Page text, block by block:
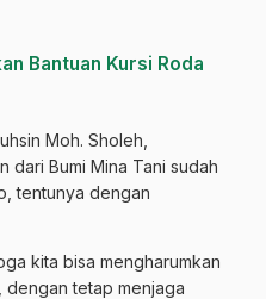
Bantuan Kursi Roda
Moh. Sholeh,
dari Bumi Mina Tani sudah
tentunya dengan
kita bisa mengharumkan
dengan tetap menjaga